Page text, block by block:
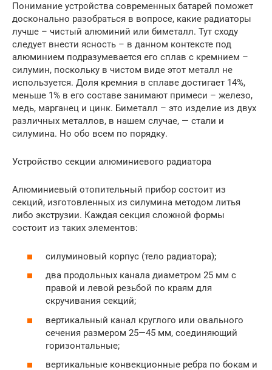
Понимание устройства современных батарей поможет
досконально разобраться в вопросе, какие радиаторы
лучше – чистый алюминий или биметалл. Тут сходу
следует внести ясность – в данном контексте под
алюминием подразумевается его сплав с кремнием –
силумин, поскольку в чистом виде этот металл не
используется. Доля кремния в сплаве достигает 14%,
меньше 1% в его составе занимают примеси – железо,
медь, марганец и цинк. Биметалл – это изделие из двух
различных металлов, в нашем случае, — стали и
силумина. Но обо всем по порядку.
Устройство секции алюминиевого радиатора
Алюминиевый отопительный прибор состоит из
секций, изготовленных из силумина методом литья
либо экструзии. Каждая секция сложной формы
состоит из таких элементов:
силуминовый корпус (тело радиатора);
два продольных канала диаметром 25 мм с
правой и левой резьбой по краям для
скручивания секций;
вертикальный канал круглого или овального
сечения размером 25—45 мм, соединяющий
горизонтальные;
вертикальные конвекционные ребра по бокам и